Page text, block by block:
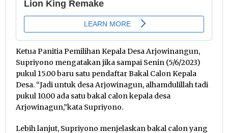
Ketua Panitia Pemilihan Kepala Desa Arjowinangun,
Supriyono mengatakan jika sampai Senin (5/6/2023)
pukul 15.00 baru satu pendaftar Bakal Calon Kepala
Desa. “Jadi untuk desa Arjowinagun, alhamdulillah tadi
pukul 10.00 ada satu bakal calon kepala desa
Arjowinagun,”kata Supriyono.
Lebih lanjut, Supriyono menjelaskan bakal calon yang